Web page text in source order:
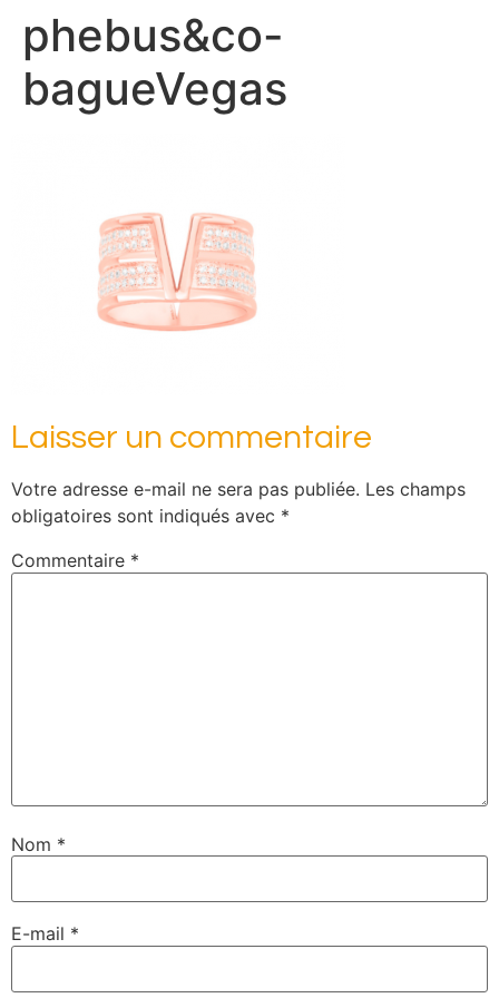
phebus&co-
bagueVegas
Laisser un commentaire
Votre adresse e-mail ne sera pas publiée. Les champs
obligatoires sont indiqués avec *
Commentaire *
Nom *
E-mail *